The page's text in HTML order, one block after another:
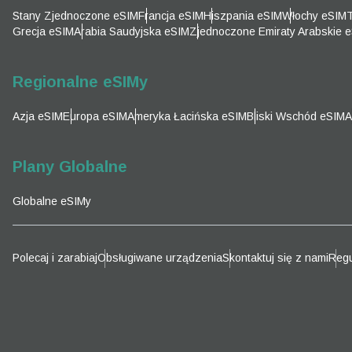
Stany Zjednoczone eSIMFrancja eSIMHiszpania eSIMWłochy eSIM
Grecja eSIMArabia Saudyjska eSIMZjednoczone Emiraty Arabskie
Regionalne eSIMy
Azja eSIMEuropa eSIMAmeryka Łacińska eSIMBliski Wschód eSIM
Plany Globalne
Globalne eSIMy
Polecaj i zarabiajObsługiwane urządzeniaSkontaktuj się z nami